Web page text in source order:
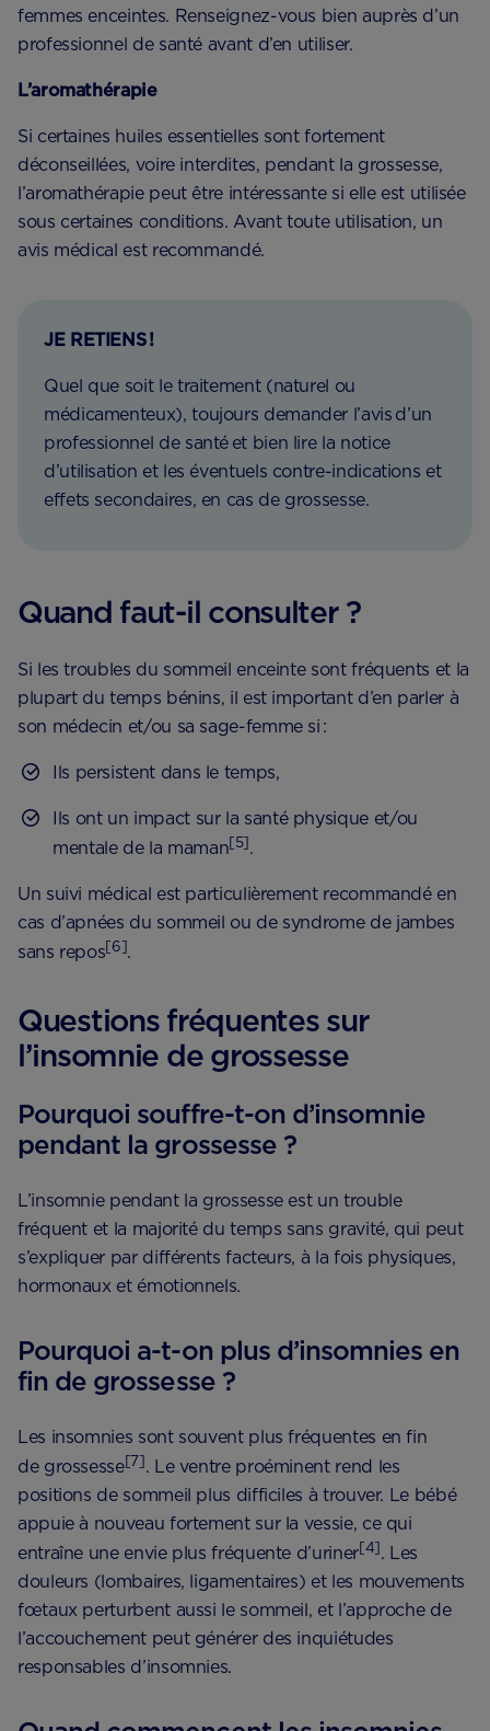
femmes enceintes. Renseignez-vous bien auprès d’un
professionnel de santé avant d’en utiliser.
L’aromathérapie
Si certaines huiles essentielles sont fortement
déconseillées, voire interdites, pendant la grossesse,
l’aromathérapie peut être intéressante si elle est utilisée
sous certaines conditions. Avant toute utilisation, un
avis médical est recommandé.
JE RETIENS !
Quel que soit le traitement (naturel ou
médicamenteux), toujours demander l’avis d’un
professionnel de santé et bien lire la notice
d’utilisation et les éventuels contre-indications et
effets secondaires, en cas de grossesse.
Quand faut-il consulter ?
Si les troubles du sommeil enceinte sont fréquents et la
plupart du temps bénins, il est important d’en parler à
son médecin et/ou sa sage-femme si :
Ils persistent dans le temps,
Ils ont un impact sur la santé physique et/ou
mentale de la maman[5].
Un suivi médical est particulièrement recommandé en
cas d’apnées du sommeil ou de syndrome de jambes
sans repos[6].
Questions fréquentes sur
l’insomnie de grossesse
Pourquoi souffre-t-on d’insomnie
pendant la grossesse ?
L’insomnie pendant la grossesse est un trouble
fréquent et la majorité du temps sans gravité, qui peut
s’expliquer par différents facteurs, à la fois physiques,
hormonaux et émotionnels.
Pourquoi a-t-on plus d’insomnies en
fin de grossesse ?
Les insomnies sont souvent plus fréquentes en fin
de grossesse[7]. Le ventre proéminent rend les
positions de sommeil plus difficiles à trouver. Le bébé
appuie à nouveau fortement sur la vessie, ce qui
entraîne une envie plus fréquente d’uriner[4]. Les
douleurs (lombaires, ligamentaires) et les mouvements
fœtaux perturbent aussi le sommeil, et l’approche de
l’accouchement peut générer des inquiétudes
responsables d’insomnies.